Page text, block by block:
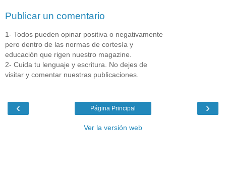
Publicar un comentario
1- Todos pueden opinar positiva o negativamente
pero dentro de las normas de cortesía y
educación que rigen nuestro magazine.
2- Cuida tu lenguaje y escritura. No dejes de
visitar y comentar nuestras publicaciones.
‹ ›
Página Principal
Ver la versión web